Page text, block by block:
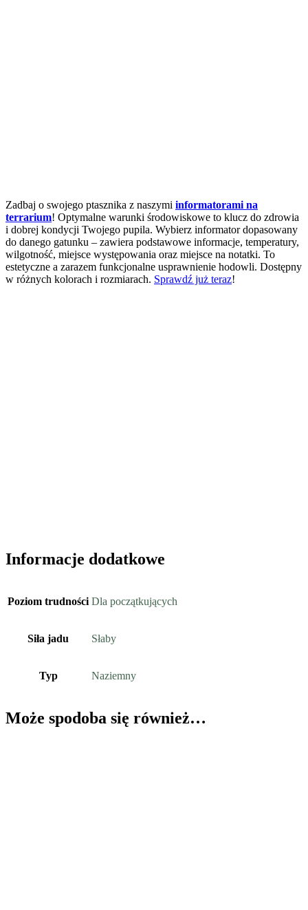
Zadbaj o swojego ptasznika z naszymi informatorami na
terrarium! Optymalne warunki środowiskowe to klucz do zdrowia
i dobrej kondycji Twojego pupila. Wybierz informator dopasowany
do danego gatunku – zawiera podstawowe informacje, temperatury,
wilgotność, miejsce występowania oraz miejsce na notatki. To
estetyczne a zarazem funkcjonalne usprawnienie hodowli. Dostępny
w różnych kolorach i rozmiarach. Sprawdź już teraz!
Informacje dodatkowe
Poziom trudności Dla początkujących
Siła jadu Słaby
Typ Naziemny
Może spodoba się również…